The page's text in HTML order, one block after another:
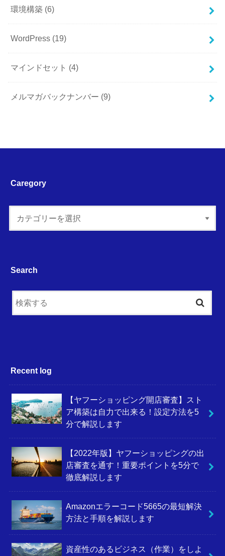
環境構築 (6)
WordPress (19)
マインドセット (4)
メルマガバックナンバー (9)
Caregory
Search
Recent log
【ヤフーショッピング開店審査】スト
ア構築は自力で出来る！設定方法を5
分で解説します
【2022年版】ヤフーショッピングの出
店審査を通す！重要ポイントを5分で
徹底解説します
Amazonエラーコード5665の最短解決
方法と手順を解説します
資産性のあるビジネス（作業）をしよ